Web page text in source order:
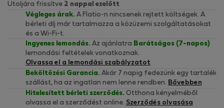
Utoljára frissítve 2 nappal ezelőtt
Végleges árak. A Flatio-n nincsenek rejtett költségek. A
bérleti díj már tartalmazza a közüzemi szolgáltatásokat
és a Wi-Fi-t.
Ingyenes lemondás. Az ajánlatra Barátságos (7-napos)
lemondási feltételek vonatkoznak.
Olvassa el a lemondási szabályzatot
Beköltözési Garancia. Akár 7 napig fedezünk egy tartalék
szállást, ha az ingatlan nem lenne rendben. Bővebben
Hitelesített bérleti szerződés. Otthona kényelméből
olvassa el a szerződést online. Szerződés olvasása